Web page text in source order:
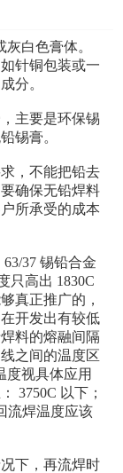
白色膏体。
针铜包装或一
分。
主要是环保锡
锡膏。
，不能把铅去
确保无铅焊料
所承受的成本
37 锡铅合金
只高出 1830C
真正推广的，
开发出有较低
料的熔融间隔
之间的温度区
度视具体应用
3750C 以下；
流焊温度应该
下，再流焊时